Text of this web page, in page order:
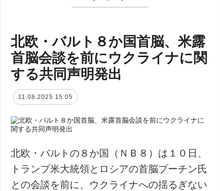
北欧・バルト８か国首脳、米露
首脳会談を前にウクライナに関
する共同声明発出
11.08.2025 15:05
北欧・バルトの８か国（ＮＢ８）は１０日、
トランプ米大統領とロシアの首脳プーチン氏
との会談を前に、ウクライナへの揺るぎない